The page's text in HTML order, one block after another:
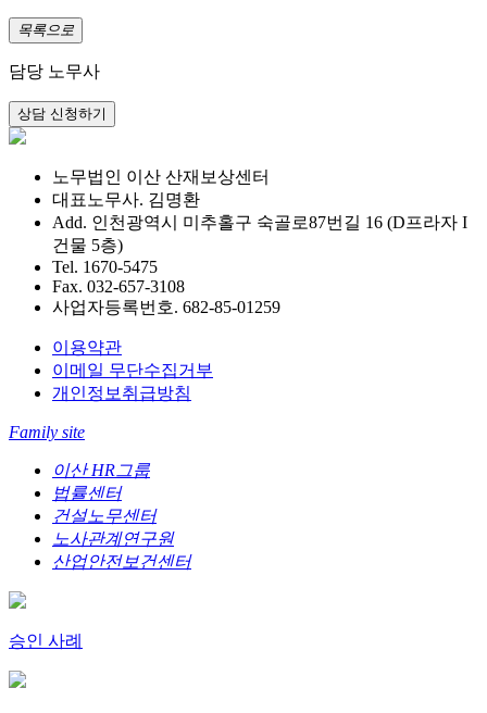
목록으로
담당 노무사
노무법인 이산 산재보상센터
대표노무사. 김명환
Add. 인천광역시 미추홀구 숙골로87번길 16 (D프라자 I
건물 5층)
Tel. 1670-5475
Fax. 032-657-3108
사업자등록번호. 682-85-01259
이용약관
이메일 무단수집거부
개인정보취급방침
Family site
이산 HR그룹
법률센터
건설노무센터
노사관계연구원
산업안전보건센터
승인 사례